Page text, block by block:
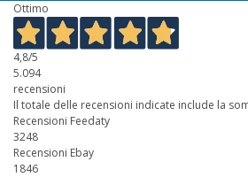
Ottimo
4,8/5
5.094
recensioni
Il totale delle recensioni indicate include la
Recensioni Feedaty
3248
Recensioni Ebay
1846